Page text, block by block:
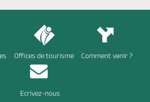
Offices de tourisme Comment venir ?
Ecrivez-nous